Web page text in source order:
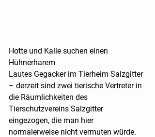
Hotte und Kalle suchen einen
Hühnerharem
Lautes Gegacker im Tierheim Salzgitter
– derzeit sind zwei tierische Vertreter in
die Räumlichkeiten des
Tierschutzvereins Salzgitter
eingezogen, die man hier
normalerweise nicht vermuten würde.